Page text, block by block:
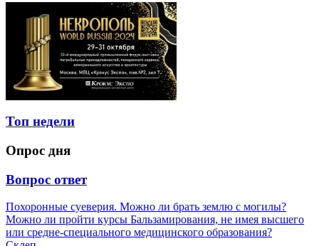
Топ недели
Опрос дня
Вопрос ответ
Похоронные суеверия. Можно ли брать землю с могилы?
Можно ли пройти курсы Бальзамирования, не имея высшего
или средне-специального медицинского образования?